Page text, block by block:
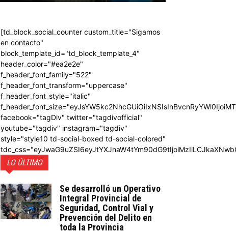
[td_block_social_counter custom_title="Sigamos
en contacto"
block_template_id="td_block_template_4"
header_color="#ea2e2e"
f_header_font_family="522"
f_header_font_transform="uppercase"
f_header_font_style="italic"
facebook="tagDiv" twitter="tagdivofficial"
youtube="tagdiv" instagram="tagdiv"
style="style10 td-social-boxed td-social-colored"
LO ÚLTIMO
Se desarrolló un Operativo
Integral Provincial de
Seguridad, Control Vial y
Prevención del Delito en
toda la Provincia